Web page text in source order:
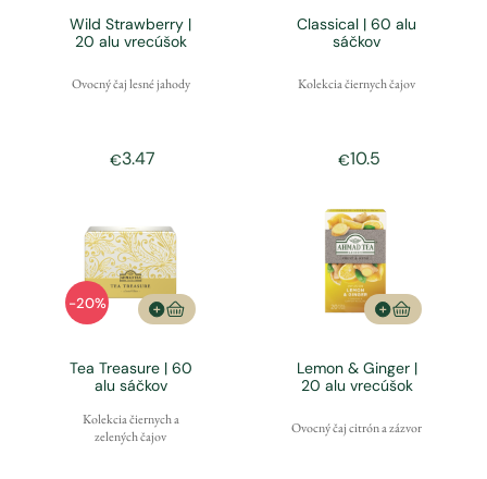
Wild Strawberry |
20 alu vrecúšok
Ovocný čaj lesné jahody
€3.47
Classical | 60 alu
sáčkov
Kolekcia čiernych čajov
€10.5
-20%
Tea Treasure | 60
alu sáčkov
Kolekcia čiernych a
zelených čajov
Lemon & Ginger |
20 alu vrecúšok
Ovocný čaj citrón a zázvor